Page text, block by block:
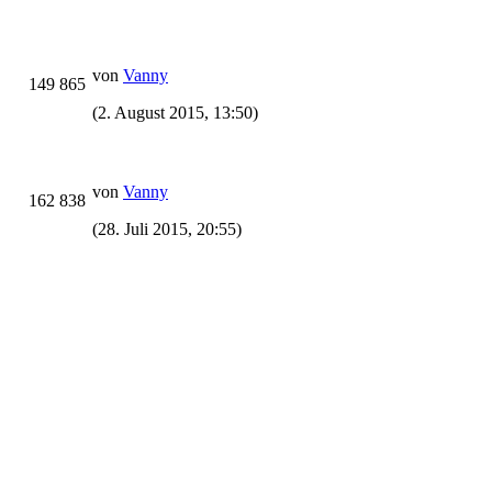
149 865 von Vanny
(2. August 2015, 13:50)
162 838 von Vanny
(28. Juli 2015, 20:55)